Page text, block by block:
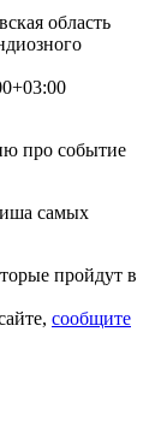
область
про событие
самых
пройдут в
сообщите